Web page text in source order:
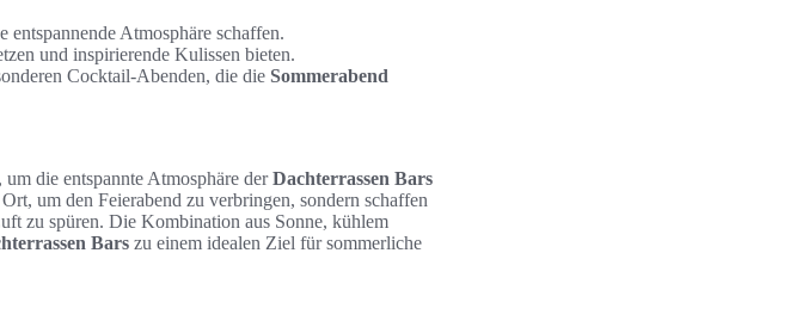
Atmosphäre schaffen.
und inspirierende Kulissen bieten.
Cocktail-Abenden, die die Sommerabend
die entspannte Atmosphäre derDachterrassen Bars
um den Feierabend zu verbringen, sondern schaffen
zu spüren. Die Kombination aus Sonne, kühlem
Bars zu einem idealen Ziel für sommerliche